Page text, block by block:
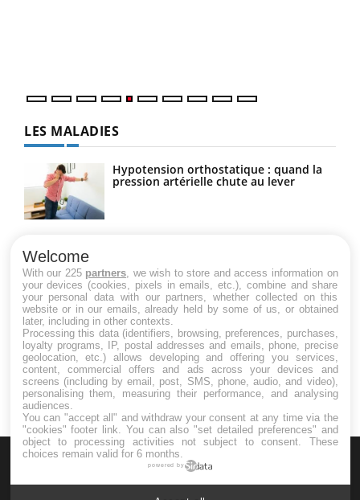
LES MALADIES
Hypotension orthostatique : quand la
pression artérielle chute au lever
Maladie de Charcot (Sclérose latérale
amyotrophique)
Welcome
With our 225 partners , we wish to store and access information on
your devices (cookies, pixels in emails, etc.), combine and share
your personal data with our partners, whether collected on this
website or in our emails, already held by some of us, or obtained
later, including in other contexts.
Processing this data (identifiers, browsing, preferences, purchases,
loyalty programs, IP, postal addresses and emails, phone, precise
geolocation, etc.) allows developing and offering you services,
content, commercial offers and ads across your devices and
screens (including by email, post, SMS, phone, audio, and video),
personalising them, measuring their performance, and analysing
audiences.
You can "accept all" and withdraw your consent at any time via the
"cookies" footer link . You can also "set detailed preferences" and
object to processing activities not subject to consent. These
choices remain valid for 6 months.
powered by